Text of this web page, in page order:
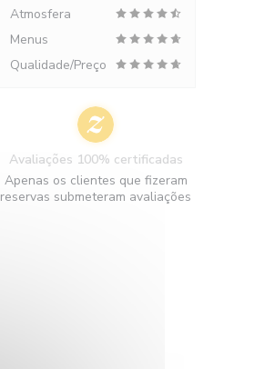
Atmosfera
Menus
Qualidade/Preço
Avaliações 100% certificadas
Apenas os clientes que fizeram
reservas submeteram avaliações